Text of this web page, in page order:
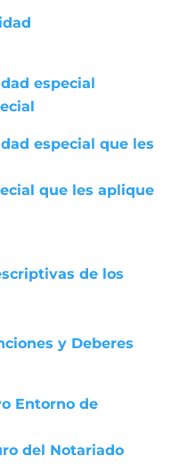
especial
especial que les
que les aplique
de los
y Deberes
Entorno de
del Notariado